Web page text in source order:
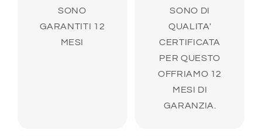
SONO
GARANTITI 12
MESI
SONO DI
QUALITA'
CERTIFICATA
PER QUESTO
OFFRIAMO 12
MESI DI
GARANZIA.